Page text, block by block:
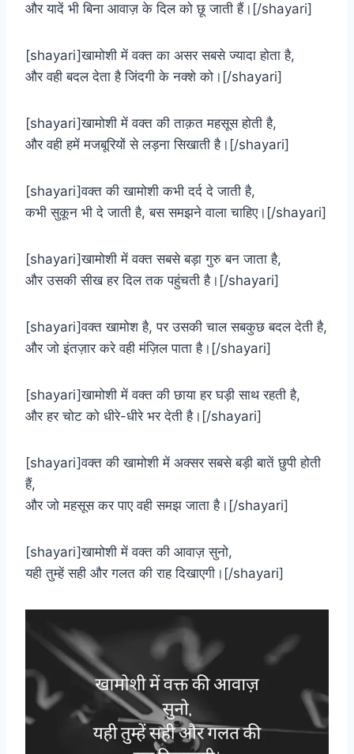
और यादें भी बिना आवाज़ के दिल को छू जाती हैं।[/shayari]
[shayari]खामोशी में वक्त का असर सबसे ज्यादा होता है,
और वही बदल देता है जिंदगी के नक्शे को।[/shayari]
[shayari]खामोशी में वक्त की ताक़त महसूस होती है,
और वही हमें मजबूरियों से लड़ना सिखाती है।[/shayari]
[shayari]वक्त की खामोशी कभी दर्द दे जाती है,
कभी सुकून भी दे जाती है, बस समझने वाला चाहिए।[/shayari]
[shayari]खामोशी में वक्त सबसे बड़ा गुरु बन जाता है,
और उसकी सीख हर दिल तक पहुंचती है।[/shayari]
[shayari]वक्त खामोश है, पर उसकी चाल सबकुछ बदल देती है,
और जो इंतज़ार करे वही मंज़िल पाता है।[/shayari]
[shayari]खामोशी में वक्त की छाया हर घड़ी साथ रहती है,
और हर चोट को धीरे-धीरे भर देती है।[/shayari]
[shayari]वक्त की खामोशी में अक्सर सबसे बड़ी बातें छुपी होती
हैं,
और जो महसूस कर पाए वही समझ जाता है।[/shayari]
[shayari]खामोशी में वक्त की आवाज़ सुनो,
यही तुम्हें सही और गलत की राह दिखाएगी।[/shayari]